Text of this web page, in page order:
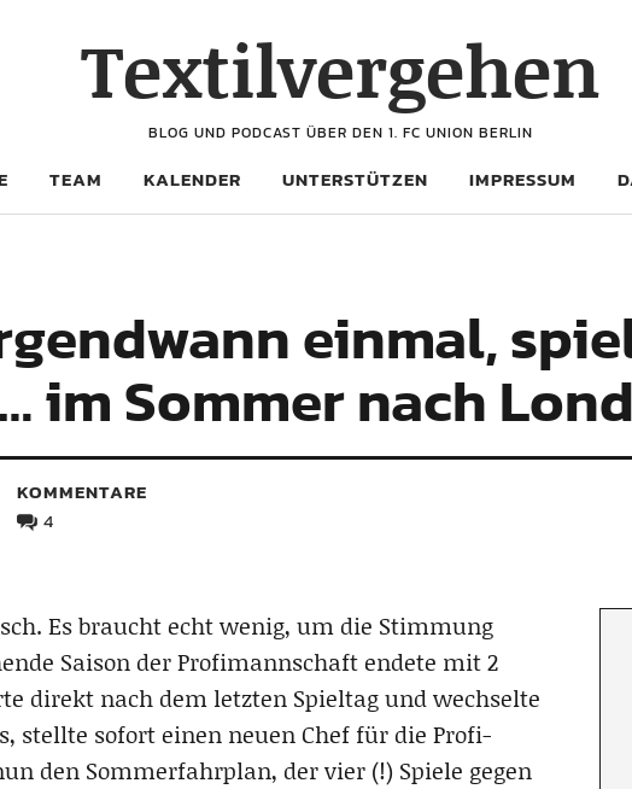
Textilvergehen
BLOG UND PODCAST ÜBER DEN 1. FC UNION BERLIN
TEAM KALENDER UNTERSTÜTZEN IMPRESSUM
einmal,
im Sommer nach
KOMMENTARE
4
Es braucht echt wenig, um die Stimmung
Saison der Profimannschaft endete mit 2
direkt nach dem letzten Spieltag und wechselte
stellte sofort einen neuen Chef für die Profi-
den Sommerfahrplan, der vier (!) Spiele gegen